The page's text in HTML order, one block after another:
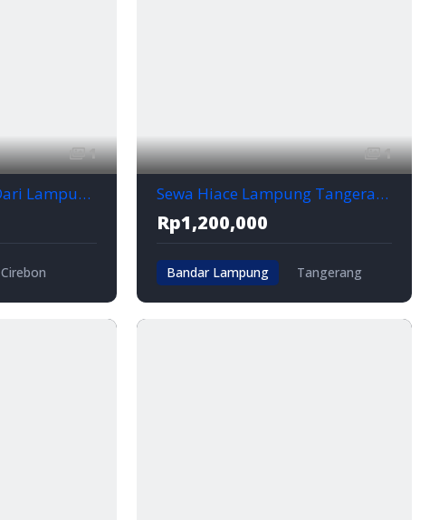
1
Sewa Mobil Hiace Dari Lampung Ke Cirebon + SUPIR BBM TOL
Cirebon
1
Sewa Hiace Lampung Tangerang Banten Jakarta ISTIMEWA! 0821-7889-0188
Rp1,200,000
Bandar Lampung Tangerang